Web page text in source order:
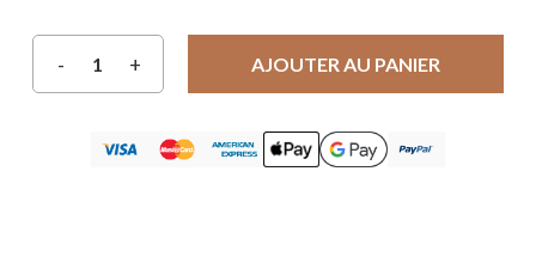
AJOUTER AU PANIER